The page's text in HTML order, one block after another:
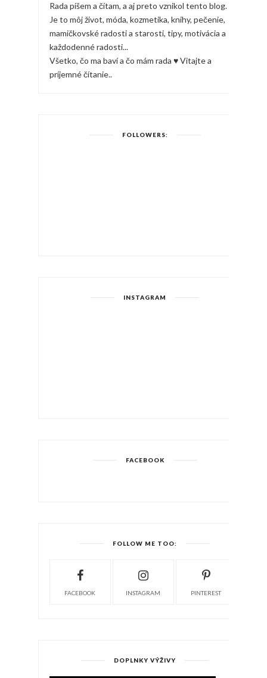
Rada píšem a čítam, a aj preto vznikol tento blog.
Je to môj život, móda, kozmetika, knihy, pečenie,
mamičkovské radosti a starosti, tipy, motivácia a
každodenné radosti...
Všetko, čo ma baví a čo mám rada ♥ Vitajte a
príjemné čítanie..
FOLLOWERS:
INSTAGRAM
FACEBOOK
FOLLOW ME TOO:
FACEBOOK INSTAGRAM PINTEREST
DOPLNKY VÝŽIVY